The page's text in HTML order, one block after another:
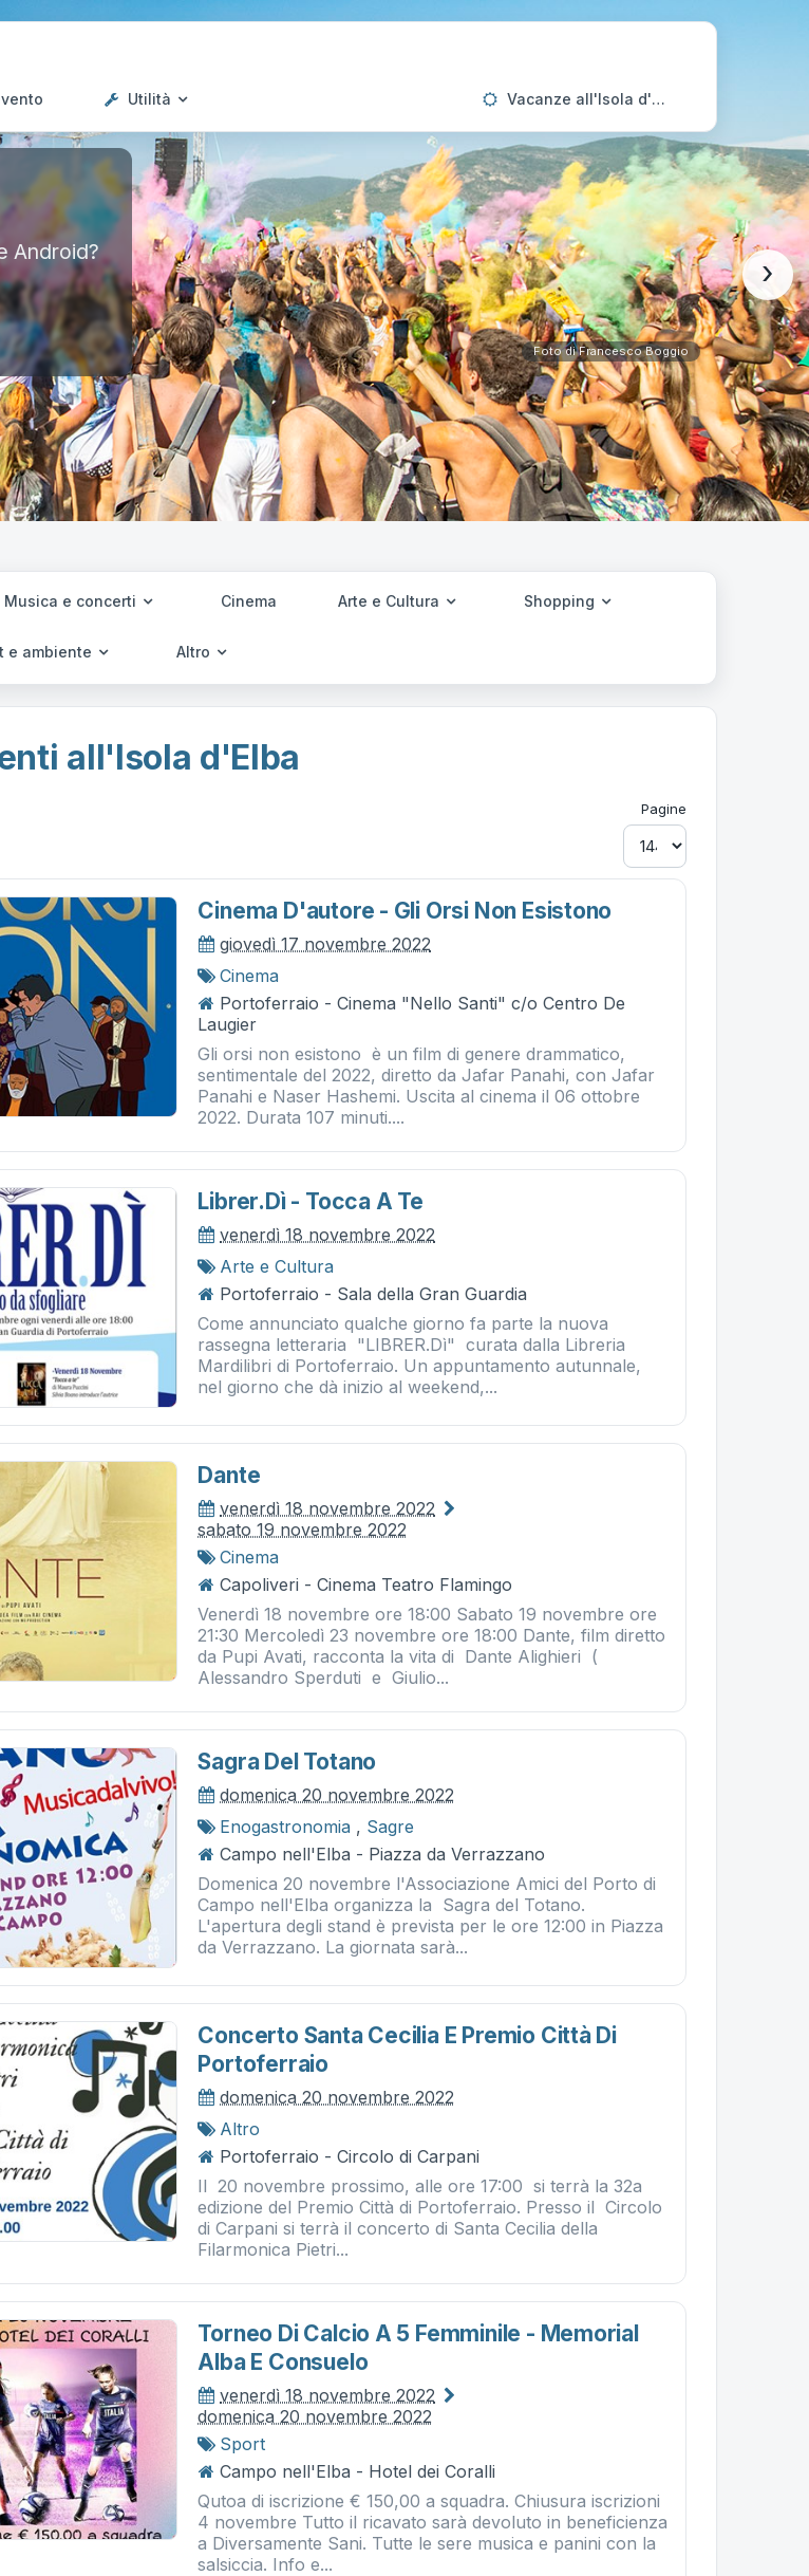
Utilità Vacanze all'Isola d'Elba
Android?
Foto di Francesco Boggio
›
Musica e concerti Cinema Arte e Cultura Shopping
e ambiente Altro
all'Isola d'Elba
Pagine
Cinema D'autore - Gli Orsi Non Esistono
giovedì 17 novembre 2022
Cinema
Portoferraio - Cinema "Nello Santi" c/o Centro De
Laugier
Gli orsi non esistono è un film di genere drammatico,
sentimentale del 2022, diretto da Jafar Panahi, con Jafar
Panahi e Naser Hashemi. Uscita al cinema il 06 ottobre
2022. Durata 107 minuti....
Librer.dì - Tocca A Te
venerdì 18 novembre 2022
Arte e Cultura
Portoferraio - Sala della Gran Guardia
Come annunciato qualche giorno fa parte la nuova
rassegna letteraria "LIBRER.Dì" curata dalla Libreria
Mardilibri di Portoferraio. Un appuntamento autunnale,
nel giorno che dà inizio al weekend,...
Dante
venerdì 18 novembre 2022
sabato 19 novembre 2022
Cinema
Capoliveri - Cinema Teatro Flamingo
Venerdì 18 novembre ore 18:00 Sabato 19 novembre ore
21:30 Mercoledì 23 novembre ore 18:00 Dante, film diretto
da Pupi Avati, racconta la vita di Dante Alighieri (
Alessandro Sperduti e Giulio...
Sagra Del Totano
domenica 20 novembre 2022
Enogastronomia , Sagre
Campo nell'Elba - Piazza da Verrazzano
Domenica 20 novembre l'Associazione Amici del Porto di
Campo nell'Elba organizza la Sagra del Totano.
L'apertura degli stand è prevista per le ore 12:00 in Piazza
da Verrazzano. La giornata sarà...
Concerto Santa Cecilia E Premio Città Di
Portoferraio
domenica 20 novembre 2022
Altro
Portoferraio - Circolo di Carpani
Il 20 novembre prossimo, alle ore 17:00 si terrà la 32a
edizione del Premio Città di Portoferraio. Presso il Circolo
di Carpani si terrà il concerto di Santa Cecilia della
Filarmonica Pietri...
Torneo Di Calcio A 5 Femminile - Memorial
Alba E Consuelo
venerdì 18 novembre 2022
domenica 20 novembre 2022
Sport
Campo nell'Elba - Hotel dei Coralli
Qutoa di iscrizione € 150,00 a squadra. Chiusura iscrizioni
4 novembre Tutto il ricavato sarà devoluto in beneficienza
a Diversamente Sani. Tutte le sere musica e panini con la
salsiccia. Info e...